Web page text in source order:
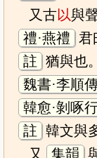
又古以與
禮·燕禮 君
註 猶與也。
魏書·李順
韓愈·剝啄
註 韓文與
又
集韻